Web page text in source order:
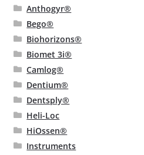
Anthogyr®
Bego®
Biohorizons®
Biomet 3i®
Camlog®
Dentium®
Dentsply®
Heli-Loc
HiOssen®
Instruments